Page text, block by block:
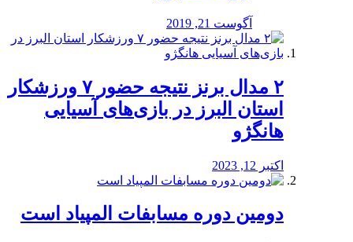
آگوست 21, 2019
۲ مدال برنز نتیجه حضور ۷ ورزشکار
استان البرز در بازی‌های آسیایی
هانگژو
اکتبر 12, 2023
دومین دوره مسابفات المپیاد است